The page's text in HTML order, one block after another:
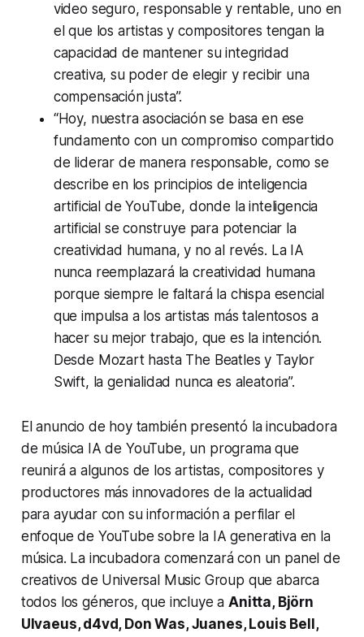
video seguro, responsable y rentable, uno en
el que los artistas y compositores tengan la
capacidad de mantener su integridad
creativa, su poder de elegir y recibir una
compensación justa”.
“Hoy, nuestra asociación se basa en ese
fundamento con un compromiso compartido
de liderar de manera responsable, como se
describe en los principios de inteligencia
artificial de YouTube, donde la inteligencia
artificial se construye para potenciar la
creatividad humana, y no al revés. La IA
nunca reemplazará la creatividad humana
porque siempre le faltará la chispa esencial
que impulsa a los artistas más talentosos a
hacer su mejor trabajo, que es la intención.
Desde Mozart hasta The Beatles y Taylor
Swift, la genialidad nunca es aleatoria”.
El anuncio de hoy también presentó la incubadora
de música IA de YouTube, un programa que
reunirá a algunos de los artistas, compositores y
productores más innovadores de la actualidad
para ayudar con su información a perfilar el
enfoque de YouTube sobre la IA generativa en la
música. La incubadora comenzará con un panel de
creativos de Universal Music Group que abarca
todos los géneros, que incluye aAnitta, Björn
Ulvaeus, d4vd, Don Was, Juanes, Louis Bell,